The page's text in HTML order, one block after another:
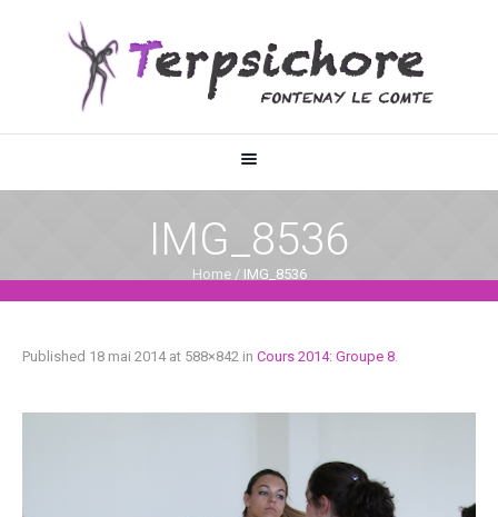
IMG_8536
Home / IMG_8536
Published 18 mai 2014at 588×842 in Cours 2014: Groupe 8.